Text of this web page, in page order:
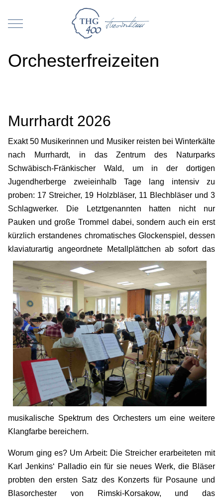
Mobile Menu Toggle
Orchesterfreizeiten
Murrhardt 2026
Exakt 50 Musikerinnen und Musiker reisten bei Winterkälte
nach Murrhardt, in das Zentrum des Naturparks
Schwäbisch-Fränkischer Wald, um in der dortigen
Jugendherberge zweieinhalb Tage lang intensiv zu
proben: 17 Streicher, 19 Holzbläser, 11 Blechbläser und 3
Schlagwerker. Die Letztgenannten hatten nicht nur
Pauken und große Trommel dabei, sondern auch ein erst
kürzlich erstandenes chromatisches Glockenspiel, dessen
klaviaturartig angeordnete Metallplättchen ab sofort das
musikalische Spektrum des Orchesters um eine weitere
Klangfarbe bereichern.
Worum ging es? Um Arbeit: Die Streicher erarbeiteten mit
Karl Jenkins‘ Palladio ein für sie neues Werk, die Bläser
probten den ersten Satz des Konzerts für Posaune und
Blasorchester von Rimski-Korsakow, und das